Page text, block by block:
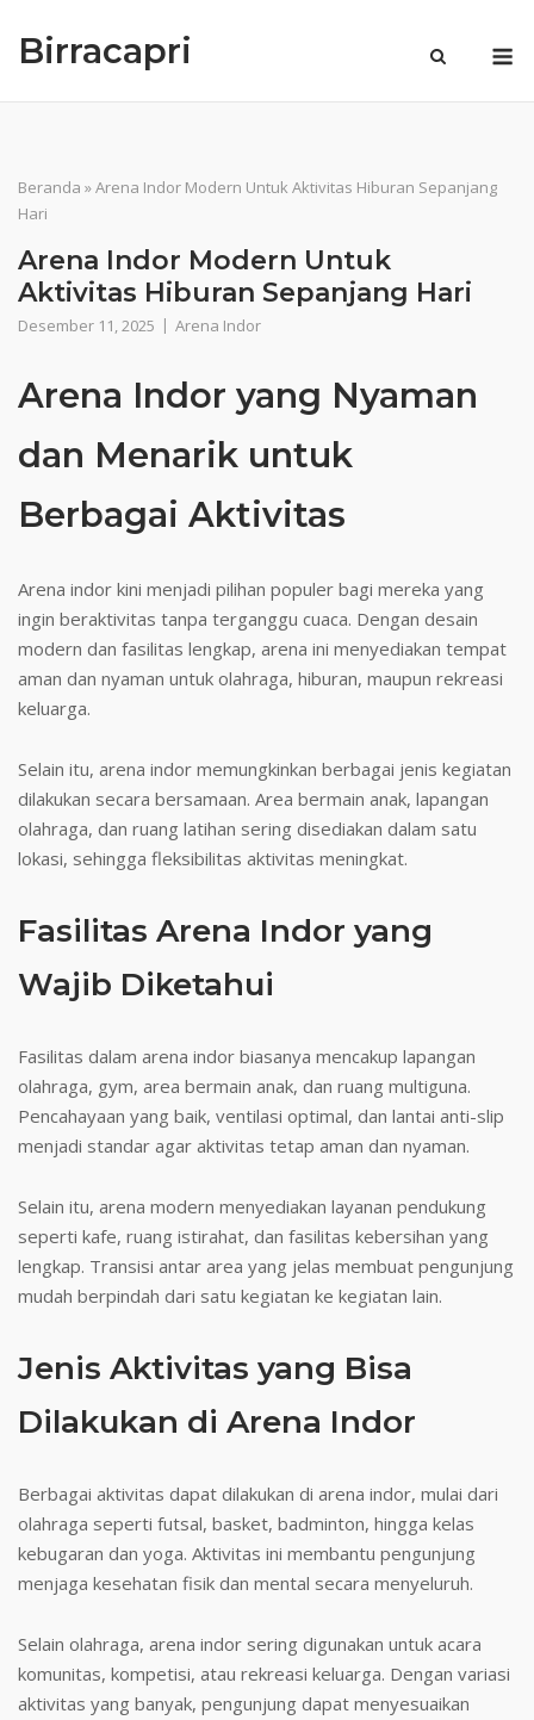
Birracapri
Beranda »Arena Indor Modern Untuk Aktivitas Hiburan Sepanjang
Hari
Arena Indor Modern Untuk
Aktivitas Hiburan Sepanjang Hari
Desember 11, 2025 Arena Indor
Arena Indor yang Nyaman
dan Menarik untuk
Berbagai Aktivitas
Arena indor kini menjadi pilihan populer bagi mereka yang
ingin beraktivitas tanpa terganggu cuaca. Dengan desain
modern dan fasilitas lengkap, arena ini menyediakan tempat
aman dan nyaman untuk olahraga, hiburan, maupun rekreasi
keluarga.
Selain itu, arena indor memungkinkan berbagai jenis kegiatan
dilakukan secara bersamaan. Area bermain anak, lapangan
olahraga, dan ruang latihan sering disediakan dalam satu
lokasi, sehingga fleksibilitas aktivitas meningkat.
Fasilitas Arena Indor yang
Wajib Diketahui
Fasilitas dalam arena indor biasanya mencakup lapangan
olahraga, gym, area bermain anak, dan ruang multiguna.
Pencahayaan yang baik, ventilasi optimal, dan lantai anti-slip
menjadi standar agar aktivitas tetap aman dan nyaman.
Selain itu, arena modern menyediakan layanan pendukung
seperti kafe, ruang istirahat, dan fasilitas kebersihan yang
lengkap. Transisi antar area yang jelas membuat pengunjung
mudah berpindah dari satu kegiatan ke kegiatan lain.
Jenis Aktivitas yang Bisa
Dilakukan di Arena Indor
Berbagai aktivitas dapat dilakukan di arena indor, mulai dari
olahraga seperti futsal, basket, badminton, hingga kelas
kebugaran dan yoga. Aktivitas ini membantu pengunjung
menjaga kesehatan fisik dan mental secara menyeluruh.
Selain olahraga, arena indor sering digunakan untuk acara
komunitas, kompetisi, atau rekreasi keluarga. Dengan variasi
aktivitas yang banyak, pengunjung dapat menyesuaikan